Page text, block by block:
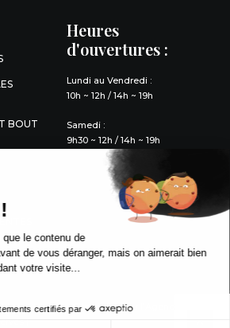
BOUT
Heures
d'ouvertures :
Lundi au Vendredi :
10h ~ 12h / 14h ~ 19h
Samedi :
9h30 ~ 12h / 14h ~ 19h
Site réalisé par
que le contenu de
de vous déranger, mais on aimerait bien
votre visite...
certifiés par